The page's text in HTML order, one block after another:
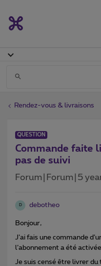
Rendez-vous & livraisons
QUESTION
Commande faite
pas de suivi
Forum|Forum|5
D debotheo
Bonjour,
J’ai fais une commande
l’abonnement a été activée
Je suis censé être livrer du